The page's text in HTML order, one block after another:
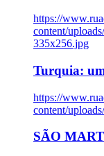
https://
content/
335x256.jpg
Turquia:
https://
content/
SÃO